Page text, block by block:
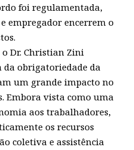
foi regulamentada,
empregador encerrem o
Dr. Christian Zini
obrigatoriedade da
um grande impacto no
Embora vista como uma
aos trabalhadores,
os recursos
coletiva e assistência